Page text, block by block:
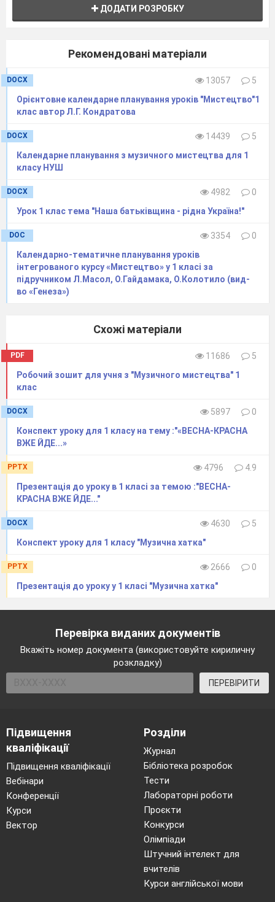
Придумай мелодію
до вірша.
сюрпризи
року «Зима»,
«Зимонька-
Рухлива хвилинка
«Ніжками
14
настрій
«Дзвіночки
дзвенять», Рухлива
мандрую по землі.
Віхола гуде»,
ДОДАТИ РОЗРОБКУ
Рекомендовані матеріали
DOCX 13057
5
Орієнтовне календарне планування уроків "Мистецтво"1
клас автор Л.Г. Кондратова
DOCX 14439
5
Календарне планування з музичного мистецтва для 1
класу НУШ
DOCX 4982
0
Урок 1 клас тема "Наша батьківщина - рідна Україна!"
DOC 3354
0
Календарно-тематичне планування уроків
інтегрованого курсу «Мистецтво» у 1 класі за
підручником Л.Масол, О.Гайдамака, О.Колотило (вид-
во «Генеза»)
Схожі матеріали
PDF 11686
5
Робочий зошит для учня з "Музичного мистецтва" 1
клас
DOCX 5897
0
Конспект уроку для 1 класу на тему :"«ВЕСНА-КРАСНА
ВЖЕ ЙДЕ...»
PPTX 4796
4.9
Презентація до уроку в 1 класі за темою :"ВЕСНА-
КРАСНА ВЖЕ ЙДЕ..."
DOCX 4630
5
Конспект уроку для 1 класу "Музична хатка"
PPTX 2666
0
Презентація до уроку у 1 класі "Музична хатка"
Перевірка виданих документів
Вкажіть номер документа (використовуйте кириличну
розкладку)
ПЕРЕВІРИТИ
Підвищення
кваліфікації
Підвищення кваліфікації
Вебінари
Конференції
Курси
Вектор
Розділи
Журнал
Бібліотека розробок
Тести
Лабораторні роботи
Проєкти
Конкурси
Олімпіади
Штучний інтелект для
вчителів
Курси англійської мови